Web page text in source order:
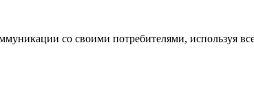
со своими потребителями, используя